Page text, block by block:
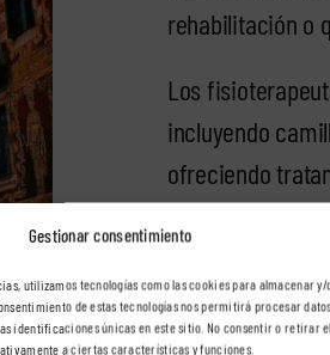
Gestionar consentimiento
utilizamos tecnologías como las cookies para almacenar y/
de estas tecnologías nos permitirá procesar
identificaciones únicas en este sitio. No consentir o retirar
a ciertas características y funciones.
rehabilitación o
Los
incluyendo
ofreciendo
neurológica,
Además, el
mañana como